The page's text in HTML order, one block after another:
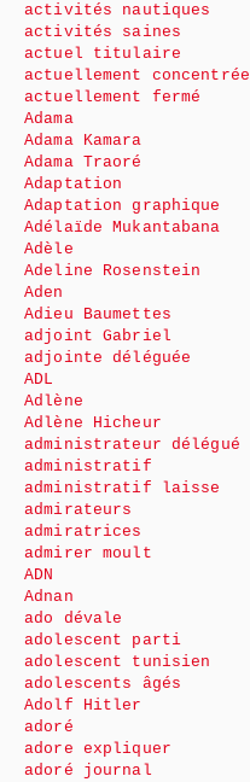
activités nautiques
activités saines
actuel titulaire
actuellement concentrée
actuellement fermé
Adama
Adama Kamara
Adama Traoré
Adaptation
Adaptation graphique
Adélaïde Mukantabana
Adèle
Adeline Rosenstein
Aden
Adieu Baumettes
adjoint Gabriel
adjointe déléguée
ADL
Adlène
Adlène Hicheur
administrateur délégué
administratif
administratif laisse
admirateurs
admiratrices
admirer moult
ADN
Adnan
ado dévale
adolescent parti
adolescent tunisien
adolescents âgés
Adolf Hitler
adoré
adore expliquer
adoré journal